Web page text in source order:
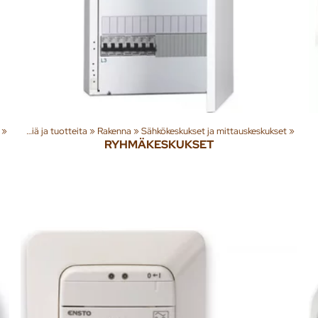
‪» Tuoteryhmiä ja tuotteita ‪» Rakenna ‪»Sähkökeskukset ja mittauskeskukset‪»
RYHMÄKESKUKSET